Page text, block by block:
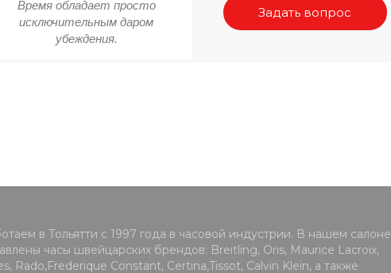
Время обладает просто
исключительным даром
убеждения.
Задать вопрос
в Тольятти с 1997 года в часовой индустрии. В нашем салоне
часы швейцарских брендов: Breitling, Oris, Maurice Lacroix,
Rado,Frederique Constant, Certina,Tissot, Calvin Klein, а также